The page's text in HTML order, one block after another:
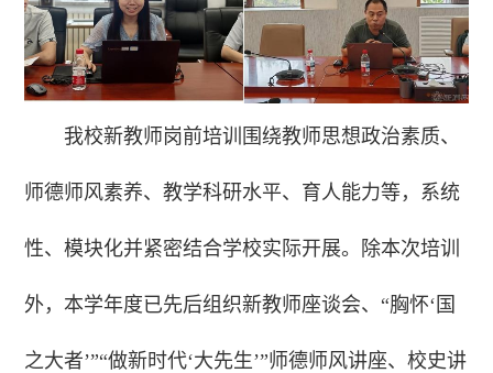
我校新教师岗前培训围绕教师思想政治素质、
师德师风素养、教学科研水平、育人能力等，系统
性、模块化并紧密结合学校实际开展。除本次培训
外，本学年度已先后组织新教师座谈会、“胸怀‘国
之大者’”“做新时代‘大先生’”师德师风讲座、校史讲